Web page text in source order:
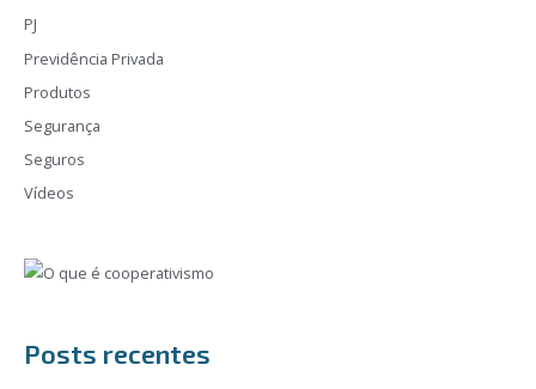
PJ
Previdência Privada
Produtos
Segurança
Seguros
Vídeos
Posts recentes